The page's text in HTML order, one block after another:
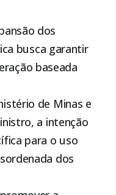
dos
busca garantir
baseada
de Minas e
a intenção
para o uso
dos